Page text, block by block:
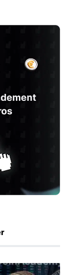
prévenir la